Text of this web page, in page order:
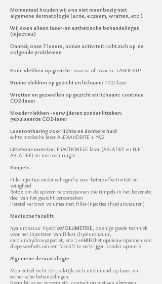
Momenteel houden wij ons niet meer bezig met
algemene dermatologie (acne, eczeem, wratten, etc.)
Wij doen alleen laser- en esthetische behandelingen
(injecties)
Dankzij onze 7 lasers, nonze activiteit richt zich op de
volgende problemen
Rode vlekken op gezicht: rosacea of rosacea: LASER KTP
Bruine vlekken op gezicht en lichaam: PICO-laser
Wratten en gezwellen op gezicht en lichaam: continue
CO2-laser
Moedervlekken - verwijderen zonder litteken:
gepulseerde CO2-laser
Laserontharing voor lichte en donkere huid
echte medische laser ALEXANDRITE + YAG
Littekencorrectie: FRACTIONELE laser (ABLATIEF en NIET-
ABLATIEF) en microchirurgie
Rimpels :
Fillerinjecties onder echografie voor betere effectiviteit en
veiligheid
Botox om de spieren te ontspannen die rimpels in het bovenste
deel van het gezicht veroorzaken
Herstel verloren volumes met filler-injecties (hyaluronzuren)
Medische facelift
hyaluronzuur injectiesVOLUMETRIE, de enige goede techniek
voor het injecteren van fillers (hyaluronzuur,
calciumhydroxyapatiet, enz.) enHIFUhet opnieuw spannen van
diepe weefsels om een facelift te verkrijgen zonder operatie
Algemene dermatologie
Momenteel richt de praktijk zich uitsluitend op laser- en
esthetische behandelingen.
Neem bij acne, eczeem etc. contact op met een algemeen